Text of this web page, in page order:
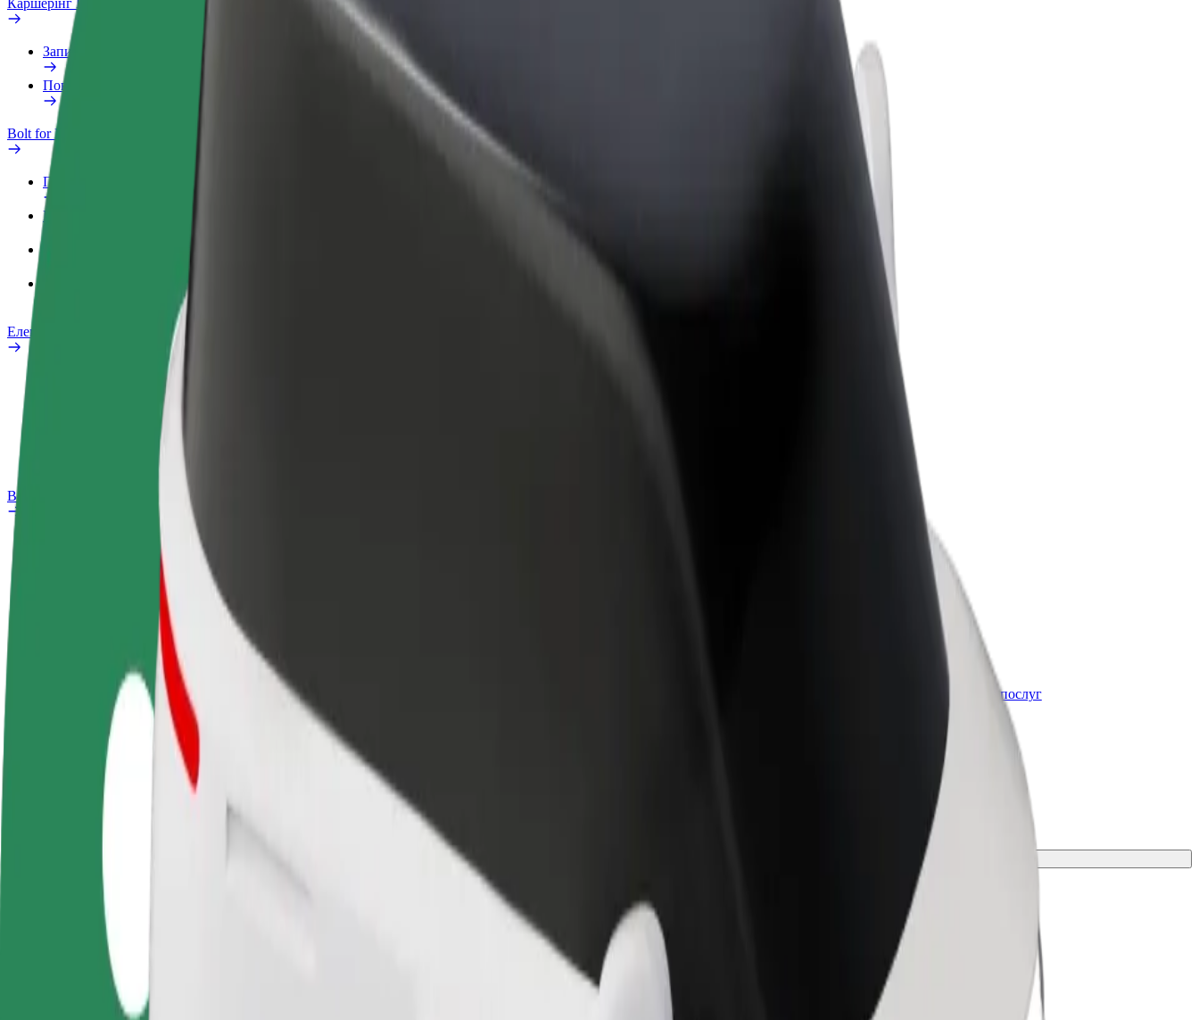
Каршерінг Bolt Drive
Запитання та відповіді
Повідомити про проблему з ТЗ
Bolt for Business
Переваги
Робочий обліковий запис
Bolt Food для корпоративних клієнтів
Електровелосипеди
Лабораторія безпеки
Повідомити про проблему
Запитання та відповіді
Bolt Plus
Запитання та відповіді
Стати водієм
Заробляйте гроші на
власних умовах
Стати кур'єром
Доставляйте їжу та отримуйте
виплати щотижня
Масштабування продуктів та послуг
Bolt для вашого бізнесу
Як дістатися за маршрутом Szczecin Main Railway Station – Głębokie
Хочеш дістатися за маршрутом "Szczecin Main Railway Station" – "Głębokie"? Ознайомся з нашими сервісами та знайди ідеальний спосіб пересування для своєї поїздки.
Szczecin Main Railway Station
Зручність та комфорт — всього у декілька кліків!
Надійні поїздки на повсякденних авто середнього класу.